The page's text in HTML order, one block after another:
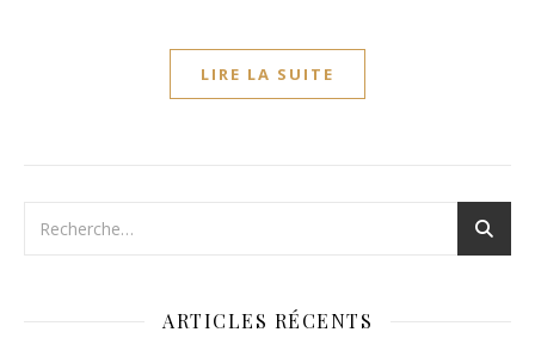
LIRE LA SUITE
ARTICLES RÉCENTS